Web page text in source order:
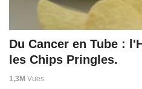
Du Cancer en Tube :
les Chips Pringles.
1,3M Vues